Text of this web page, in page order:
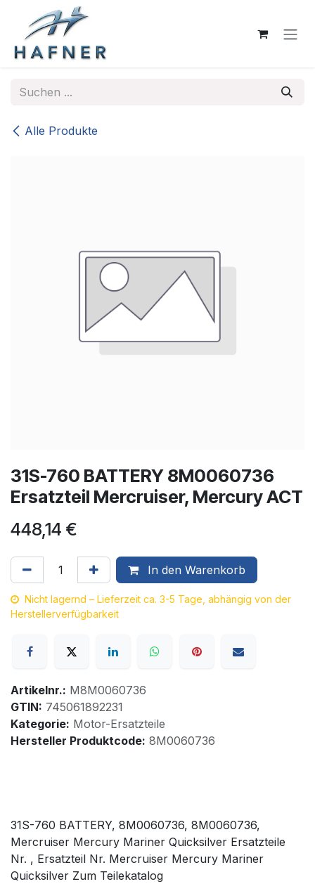
Zum Inhalt springen
Alle Produkte
31S-760 BATTERY 8M0060736
Ersatzteil Mercruiser, Mercury ACT
448,14 €
In den Warenkorb
Nicht lagernd – Lieferzeit ca. 3-5 Tage, abhängig von der
Herstellerverfügbarkeit
Artikelnr.: M8M0060736
GTIN: 745061892231
Kategorie: Motor-Ersatzteile
Hersteller Produktcode: 8M0060736
31S-760 BATTERY, 8M0060736, 8M0060736,
Mercruiser Mercury Mariner Quicksilver Ersatzteile
Nr. , Ersatzteil Nr. Mercruiser Mercury Mariner
Quicksilver Zum Teilekatalog